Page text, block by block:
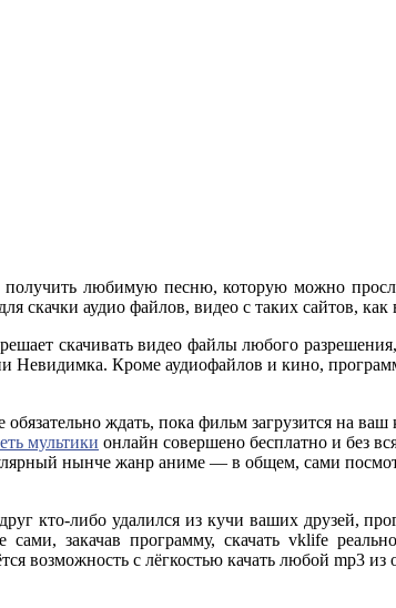
любимую песню, которую можно
аудио файлов, видео с таких сайтов,
скачивать видео файлы любого
Невидимка. Кроме аудиофайлов и кино,
ждать, пока фильм загрузится на
мультики онлайн совершено бесплатно и без
нынче жанр аниме — в общем, сами
кто-либо удалился из кучи ваших друзей,
закачав программу, скачать vklife
возможность с лёгкостью качать любой mp3 из